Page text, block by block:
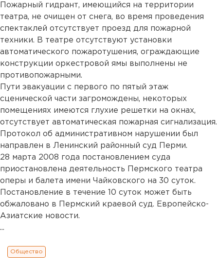
Пожарный гидрант, имеющийся на территории
театра, не очищен от снега, во время проведения
спектаклей отсутствует проезд для пожарной
техники. В театре отсутствуют установки
автоматического пожаротушения, ограждающие
конструкции оркестровой ямы выполнены не
противопожарными.
Пути эвакуации с первого по пятый этаж
сценической части загромождены, некоторых
помещениях имеются глухие решетки на окнах,
отсутствует автоматическая пожарная сигнализация.
Протокол об административном нарушении был
направлен в Ленинский районный суд Перми.
28 марта 2008 года постановлением суда
приостановлена деятельность Пермского театра
оперы и балета имени Чайковского на 30 суток.
Постановление в течение 10 суток может быть
обжаловано в Пермский краевой суд. Европейско-
Азиатские новости.
...
Общество